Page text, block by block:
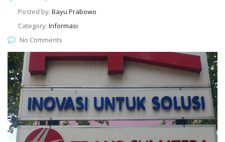
Posted by: Bayu Prabowo
Category: Informasi
No Comments